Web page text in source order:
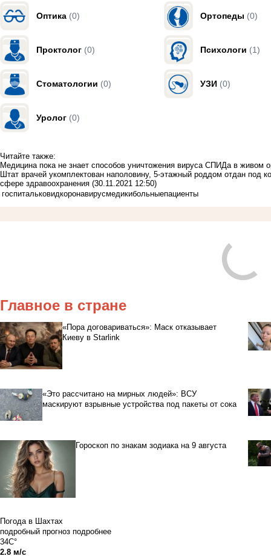
Оптика (0) Ортопеды (0)
Проктолог (0) Психологи (1)
Стоматологии (0) УЗИ (0)
Уролог (0)
Читайте также:
Медицина пока не знает способов уничтожения вируса СПИДа в живом
Штат врачей укомплектован наполовину, 5-этажный роддом отдан под
сфере здравоохранения (30.11.2021 12:50)
госпитальковидкоронавирусмедикибольныепациенты
Главное в стране
«Пора договариваться»: Маск отказывает
Киеву в Starlink
«Это рассчитано на мирных людей»: ВСУ
маскируют взрывные устройства под пакеты от сока
Гороскоп по знакам зодиака на 9 августа
Погода в Шахтах
подробный прогноз подробнее
34C°
2.8 м/с